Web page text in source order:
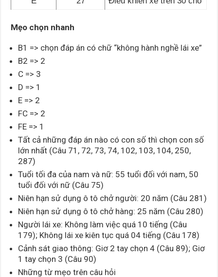
Mẹo chọn nhanh
B1 => chọn đáp án có chữ “không hành nghề lái xe”
B2 => 2
C => 3
D => 1
E => 2
FC => 2
FE => 1
Tất cả những đáp án nào có con số thì chọn con số
lớn nhất (Câu 71, 72, 73, 74, 102, 103, 104, 250,
287)
Tuổi tối đa của nam và nữ: 55 tuổi đối với nam, 50
tuổi đối với nữ (Câu 75)
Niên hạn sử dụng ô tô chở người: 20 năm (Câu 281)
Niên hạn sử dụng ô tô chở hàng: 25 năm (Câu 280)
Người lái xe: Không làm việc quá 10 tiếng (Câu
179); Không lái xe kiên tục quá 04 tiếng (Câu 178)
Cảnh sát giao thông: Giơ 2 tay chọn 4 (Câu 89); Giơ
1 tay chọn 3 (Câu 90)
Những từ mẹo trên câu hỏi